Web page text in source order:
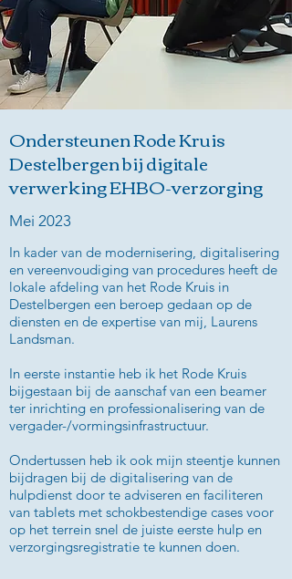
Ondersteunen Rode Kruis
Destelbergen bij digitale
verwerking EHBO-verzorging
Mei 2023
In kader van de modernisering, digitalisering
en vereenvoudiging van procedures heeft de
lokale afdeling van het Rode Kruis in
Destelbergen een beroep gedaan op de
diensten en de expertise van mij, Laurens
Landsman.
In eerste instantie heb ik het Rode Kruis
bijgestaan bij de aanschaf van een beamer
ter inrichting en professionalisering van de
vergader-/vormingsinfrastructuur.
Ondertussen heb ik ook mijn steentje kunnen
bijdragen bij de digitalisering van de
hulpdienst door te adviseren en faciliteren
van tablets met schokbestendige cases voor
op het terrein snel de juiste eerste hulp en
verzorgingsregistratie te kunnen doen.